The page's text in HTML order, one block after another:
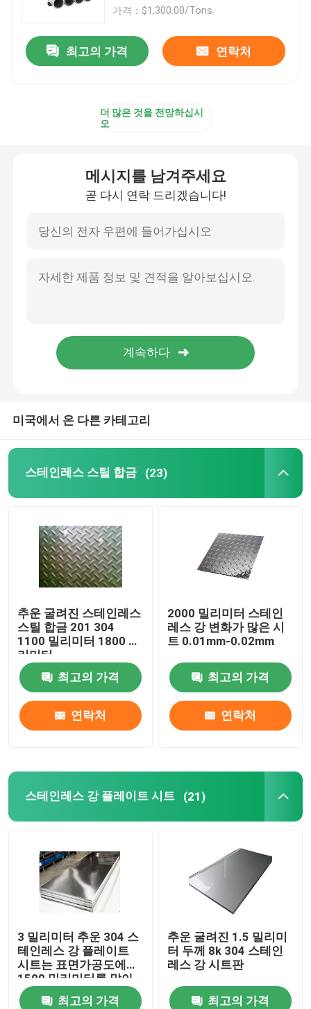
스테인레스 강 코일재
스테인레스 스틸 로드 바
스테인레스 강 튜브관
합금 강 스트립
알루미늄 코일
알루미늄바
가격：$1,300.00/Tons
최고의 가격 연락처
더 많은 것을 전망하십시
오
메시지를 남겨주세요
곧 다시 연락 드리겠습니다!
미국에서 온 다른 카테고리
스테인레스 스틸 합금 (23)
추운 굴려진 스테인레스
스틸 합금 201 304
1100 밀리미터 1800 밀
리미터
최고의 가격
연락처
2000 밀리미터 스테인
레스 강 변화가 많은 시
트 0.01mm-0.02mm
최고의 가격
연락처
스테인레스 강 플레이트 시트 (21)
3 밀리미터 추운 304 스
테인레스 강 플레이트
시트는 표면가공도에게
1500 밀리미터를 말아
주었습니다
최고의 가격
추운 굴려진 1.5 밀리미
터 두께 8k 304 스테인
레스 강 시트판
최고의 가격